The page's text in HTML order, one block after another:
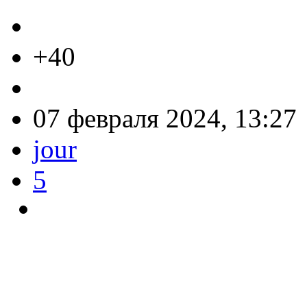
+40
07 февраля 2024, 13:27
jour
5